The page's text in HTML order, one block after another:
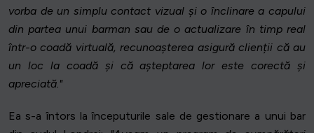
vorba de un simplu contact vizual și o înclinare a capului
din partea unui barman sau de o actualizare în timp real
într-o coadă virtuală, recunoașterea asigură clienții că au
un loc la coadă și că așteptarea lor este corectă și
apreciată."
Ea s-a întors la începuturile sale de gestionare a unui bar